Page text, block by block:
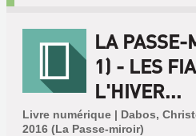
LA PASSE-
1) - LES
L'HIVER...
Livre numérique | Dabos,
2016 (La Passe-miroir)